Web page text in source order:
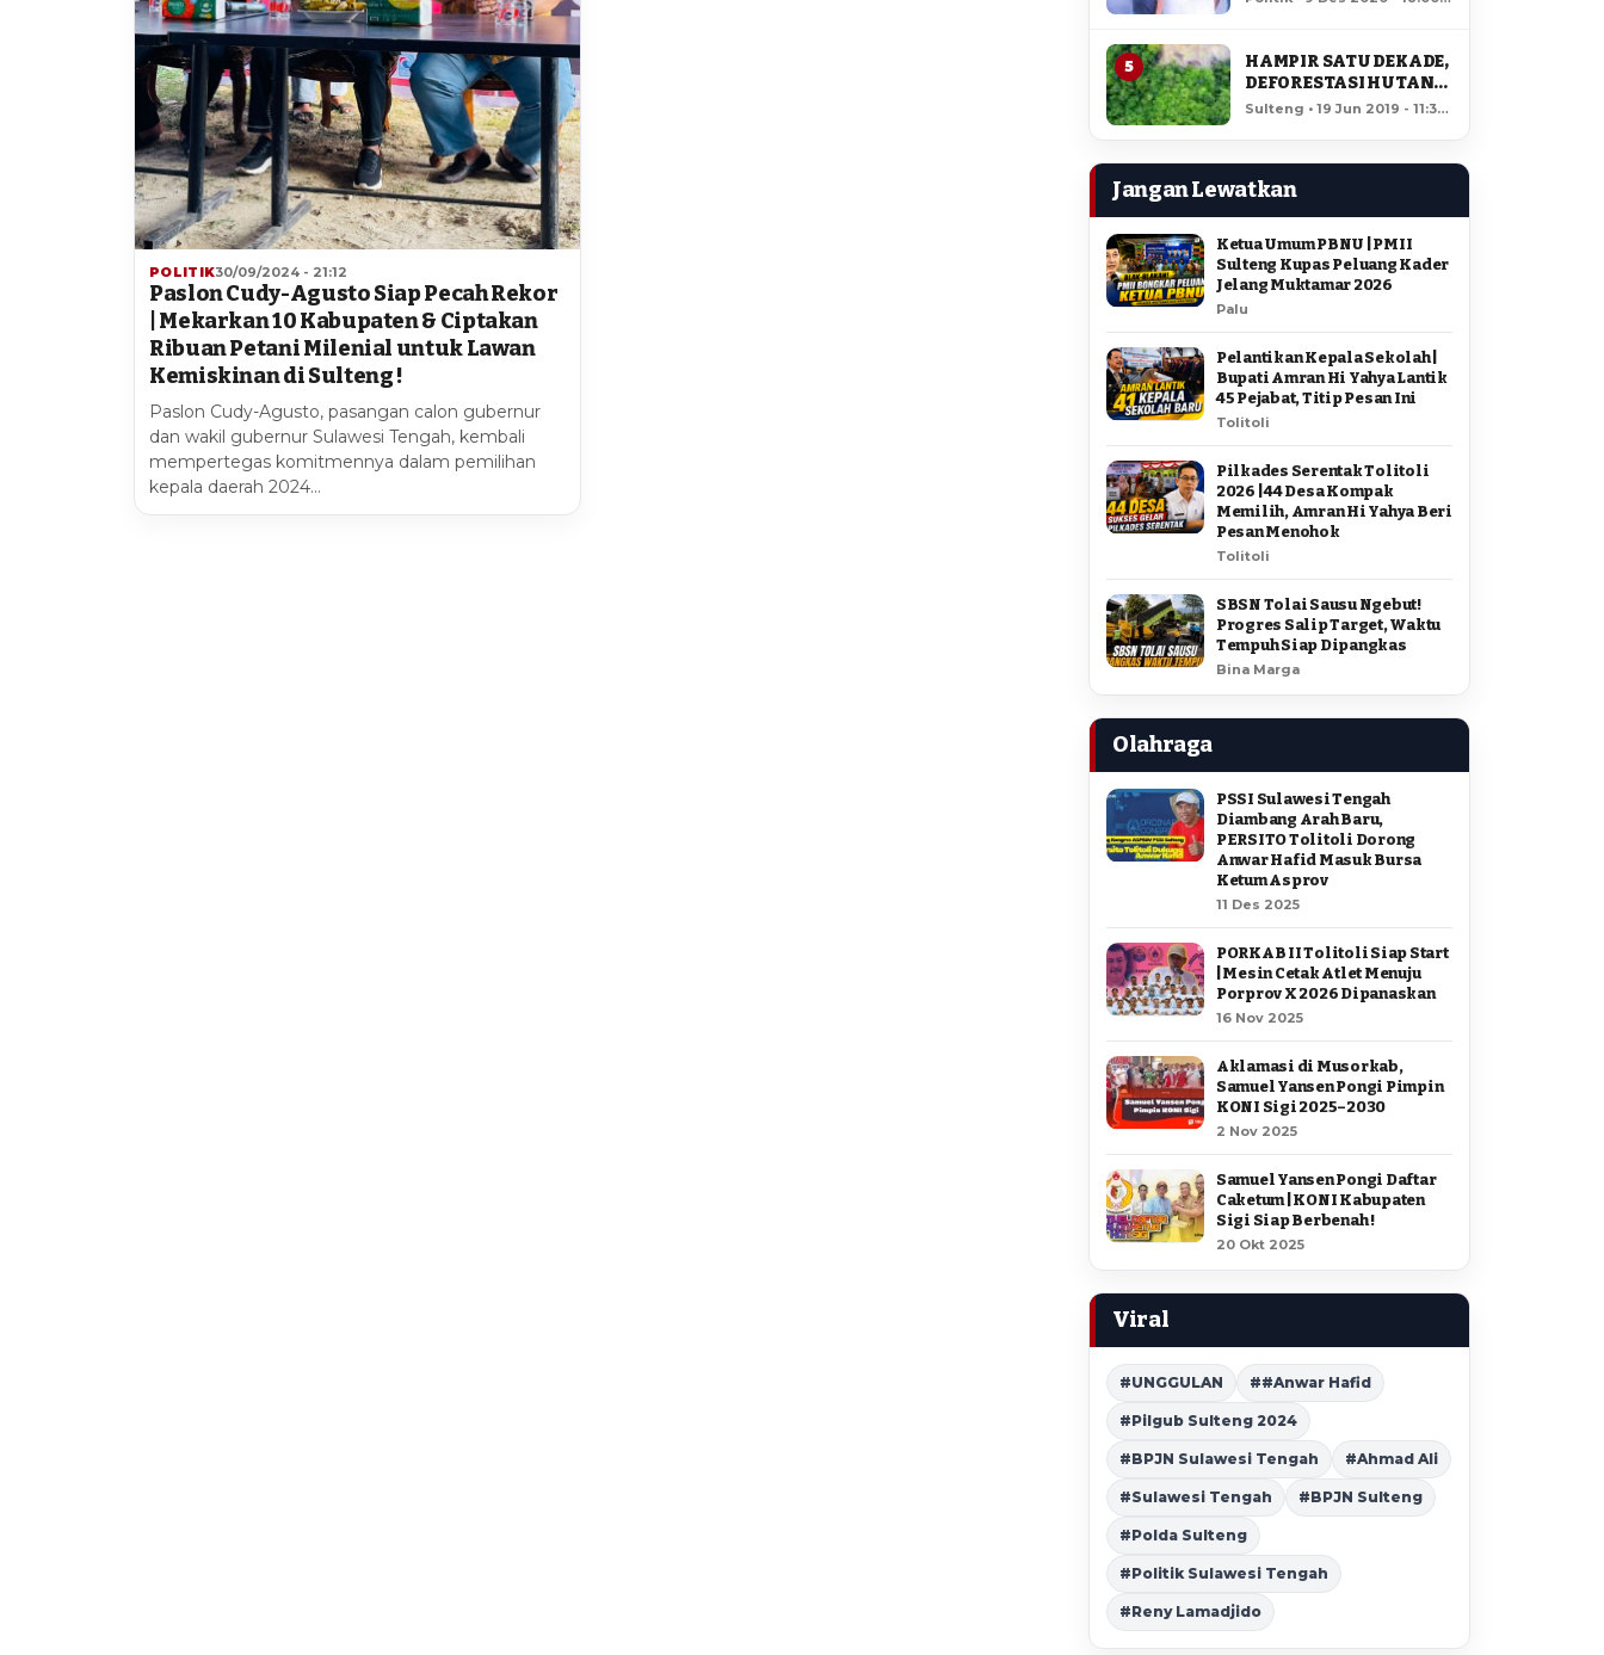
POLITIK30/09/2024 - 21:12
Paslon Cudy-Agusto Siap Pecah Rekor
| Mekarkan 10 Kabupaten & Ciptakan
Ribuan Petani Milenial untuk Lawan
Kemiskinan di Sulteng !
Paslon Cudy-Agusto, pasangan calon gubernur
dan wakil gubernur Sulawesi Tengah, kembali
mempertegas komitmennya dalam pemilihan
kepala daerah 2024…
5
HAMPIR SATU DEKADE,
DEFORESTASI HUTAN
LORE LINDU MENCAPAI
Sulteng • 19 Jun 2019 - 11:34
Jangan Lewatkan
Ketua Umum PBNU | PMII
Sulteng Kupas Peluang Kader
Jelang Muktamar 2026
Palu
Pelantikan Kepala Sekolah |
Bupati Amran Hi Yahya Lantik
45 Pejabat, Titip Pesan Ini
Tolitoli
Pilkades Serentak Tolitoli
2026 | 44 Desa Kompak
Memilih, Amran Hi Yahya Beri
Pesan Menohok
Tolitoli
SBSN Tolai Sausu Ngebut!
Progres Salip Target, Waktu
Tempuh Siap Dipangkas
Bina Marga
Olahraga
PSSI Sulawesi Tengah
Diambang Arah Baru,
PERSITO Tolitoli Dorong
Anwar Hafid Masuk Bursa
Ketum Asprov
11 Des 2025
PORKAB II Tolitoli Siap Start
| Mesin Cetak Atlet Menuju
Porprov X 2026 Dipanaskan
16 Nov 2025
Aklamasi di Musorkab,
Samuel Yansen Pongi Pimpin
KONI Sigi 2025–2030
2 Nov 2025
Samuel Yansen Pongi Daftar
Caketum | KONI Kabupaten
Sigi Siap Berbenah !
20 Okt 2025
Viral
#UNGGULAN ##Anwar Hafid
#Pilgub Sulteng 2024
#BPJN Sulawesi Tengah #Ahmad Ali
#Sulawesi Tengah #BPJN Sulteng
#Polda Sulteng
#Politik Sulawesi Tengah
#Reny Lamadjido